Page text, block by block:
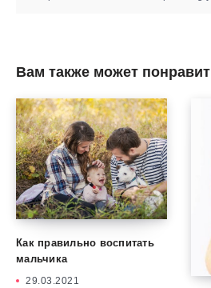
Вам также может
Как правильно воспитать
мальчика
29.03.2021